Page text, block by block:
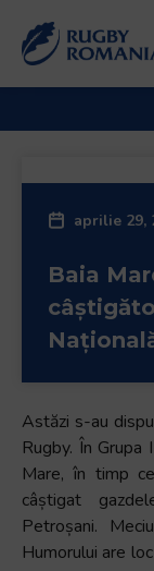
aprilie 29,
Baia
Astăzi s-au
Rugby. În
Mare, în timp
câștigat
Petroșani.
Humorului are